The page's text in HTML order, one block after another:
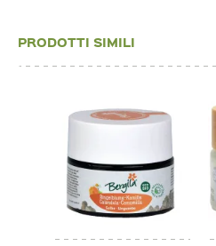
PRODOTTI SIMILI